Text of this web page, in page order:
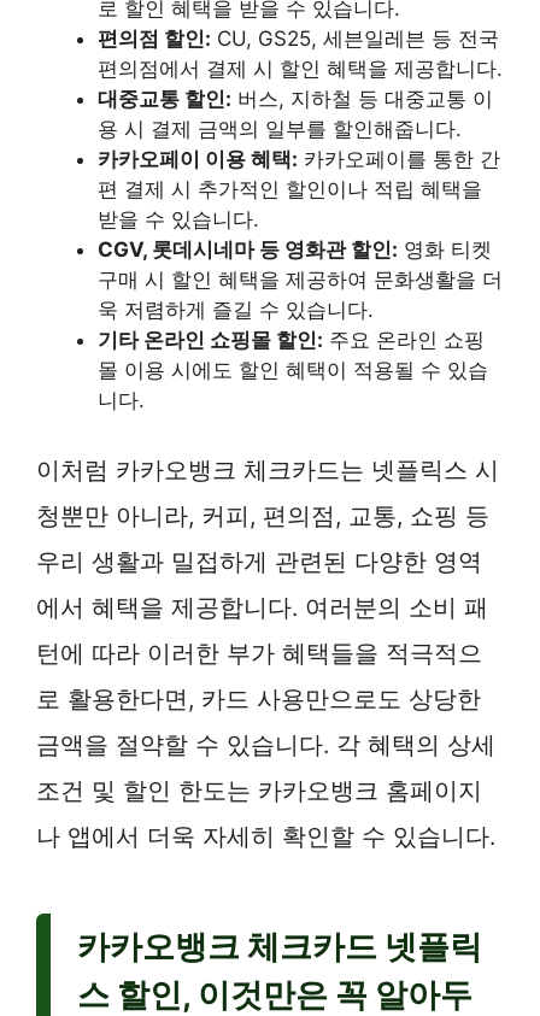
로 할인 혜택을 받을 수 있습니다.
편의점 할인: CU, GS25, 세븐일레븐 등 전국
편의점에서 결제 시 할인 혜택을 제공합니다.
대중교통 할인: 버스, 지하철 등 대중교통 이
용 시 결제 금액의 일부를 할인해줍니다.
카카오페이 이용 혜택: 카카오페이를 통한 간
편 결제 시 추가적인 할인이나 적립 혜택을
받을 수 있습니다.
CGV, 롯데시네마 등 영화관 할인: 영화 티켓
구매 시 할인 혜택을 제공하여 문화생활을 더
욱 저렴하게 즐길 수 있습니다.
기타 온라인 쇼핑몰 할인: 주요 온라인 쇼핑
몰 이용 시에도 할인 혜택이 적용될 수 있습
니다.
이처럼 카카오뱅크 체크카드는 넷플릭스 시
청뿐만 아니라, 커피, 편의점, 교통, 쇼핑 등
우리 생활과 밀접하게 관련된 다양한 영역
에서 혜택을 제공합니다. 여러분의 소비 패
턴에 따라 이러한 부가 혜택들을 적극적으
로 활용한다면, 카드 사용만으로도 상당한
금액을 절약할 수 있습니다. 각 혜택의 상세
조건 및 할인 한도는 카카오뱅크 홈페이지
나 앱에서 더욱 자세히 확인할 수 있습니다.
카카오뱅크 체크카드 넷플릭
스 할인, 이것만은 꼭 알아두